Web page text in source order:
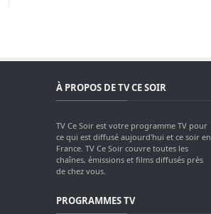
À PROPOS DE TV CE SOIR
TV Ce Soir est votre programme TV pour
ce qui est diffusé aujourd'hui et ce soir en
France. TV Ce Soir couvre toutes les
chaînes, émissions et films diffusés près
de chez vous.
PROGRAMMES TV